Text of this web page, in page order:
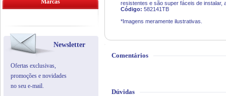
resistentes e são super fáceis de instalar,
Código: 582141TB
*Imagens meramente ilustrativas.
Comentários
Dúvidas
Marcas
Newsletter
Ofertas exclusivas,
promoções e novidades
no seu e-mail.